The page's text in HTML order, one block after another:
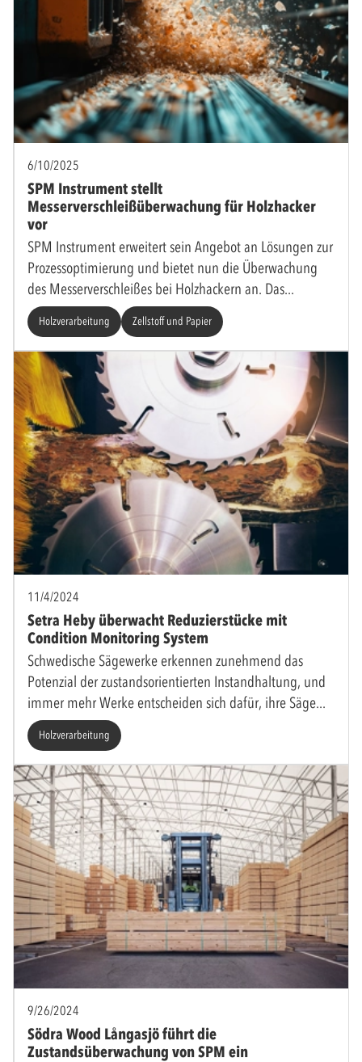
6/10/2025
SPM Instrument stellt
Messerverschleißüberwachung für Holzhacker
vor
SPM Instrument erweitert sein Angebot an Lösungen zur
Prozessoptimierung und bietet nun die Überwachung
des Messerverschleißes bei Holzhackern an. Das
Holzverarbeitung Zellstoff und Papier
11/4/2024
Setra Heby überwacht Reduzierstücke mit
Condition Monitoring System
Schwedische Sägewerke erkennen zunehmend das
Potenzial der zustandsorientierten Instandhaltung, und
immer mehr Werke entscheiden sich dafür, ihre Säge
Holzverarbeitung
9/26/2024
Södra Wood Långasjö führt die
Zustandsüberwachung von SPM ein